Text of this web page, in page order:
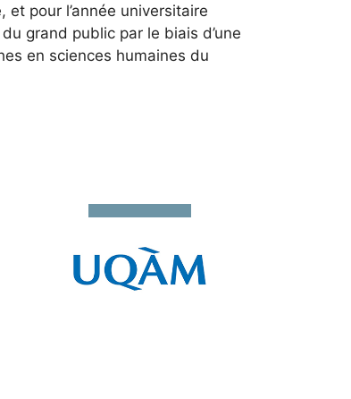
pour l’année universitaire
grand public par le biais d’une
en sciences humaines du